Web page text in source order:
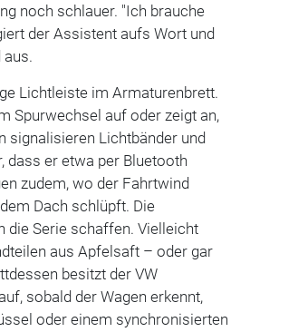
noch schlauer. "Ich brauche
der Assistent aufs Wort und
Lichtleiste im Armaturenbrett.
Spurwechsel auf oder zeigt an,
signalisieren Lichtbänder und
dass er etwa per Bluetooth
zudem, wo der Fahrtwind
Dach schlüpft. Die
die Serie schaffen. Vielleicht
aus Apfelsaft – oder gar
besitzt der VW
sobald der Wagen erkennt,
oder einem synchronisierten